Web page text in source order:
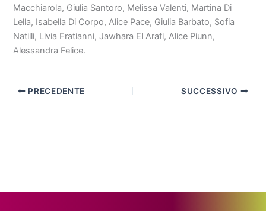
Macchiarola, Giulia Santoro, Melissa Valenti, Martina Di
Lella, Isabella Di Corpo, Alice Pace, Giulia Barbato, Sofia
Natilli, Livia Fratianni, Jawhara El Arafi, Alice Piunn,
Alessandra Felice.
PRECEDENTE SUCCESSIVO